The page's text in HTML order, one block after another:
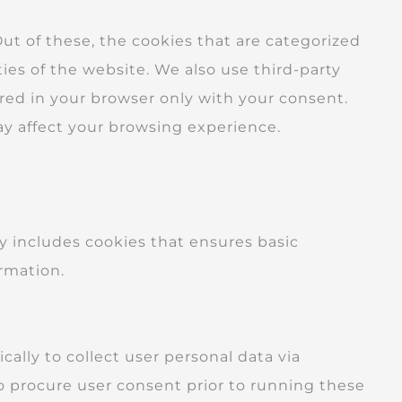
of these, the cookies that are categorized
of the website. We also use third-party
in your browser only with your consent.
affect your browsing experience.
includes cookies that ensures basic
to collect user personal data via
procure user consent prior to running these